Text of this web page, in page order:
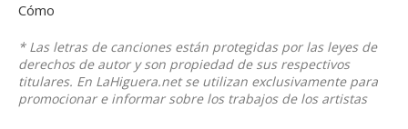
Cómo
* Las letras de canciones están protegidas por las leyes de
derechos de autor y son propiedad de sus respectivos
titulares. En LaHiguera.net se utilizan exclusivamente para
promocionar e informar sobre los trabajos de los artistas